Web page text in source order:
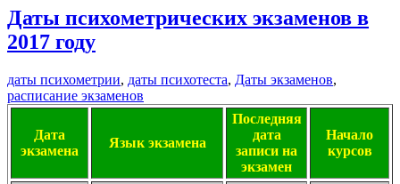
Даты психометрических экзаменов в
2017 году
даты психометрии, даты психотеста, Даты экзаменов,
расписание экзаменов
Дата
экзамена
Язык экзамена
Последняя
дата
записи на
экзамен
Начало
курсов